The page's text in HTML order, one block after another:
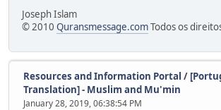
Joseph Islam
© 2010 Quransmessage.comTodos os
Resources and Information Portal /
Translation] - Muslim and Mu'min
January 28, 2019, 06:38:54 PM